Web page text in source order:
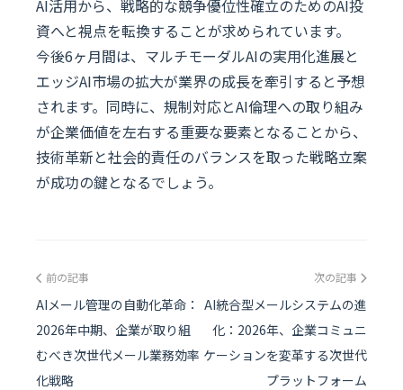
AI活用から、戦略的な競争優位性確立のためのAI投
資へと視点を転換することが求められています。
今後6ヶ月間は、マルチモーダルAIの実用化進展と
エッジAI市場の拡大が業界の成長を牽引すると予想
されます。同時に、規制対応とAI倫理への取り組み
が企業価値を左右する重要な要素となることから、
技術革新と社会的責任のバランスを取った戦略立案
が成功の鍵となるでしょう。
前の記事
AIメール管理の自動化革命：
2026年中期、企業が取り組
むべき次世代メール業務効率
化戦略
次の記事
AI統合型メールシステムの進
化：2026年、企業コミュニ
ケーションを変革する次世代
プラットフォーム